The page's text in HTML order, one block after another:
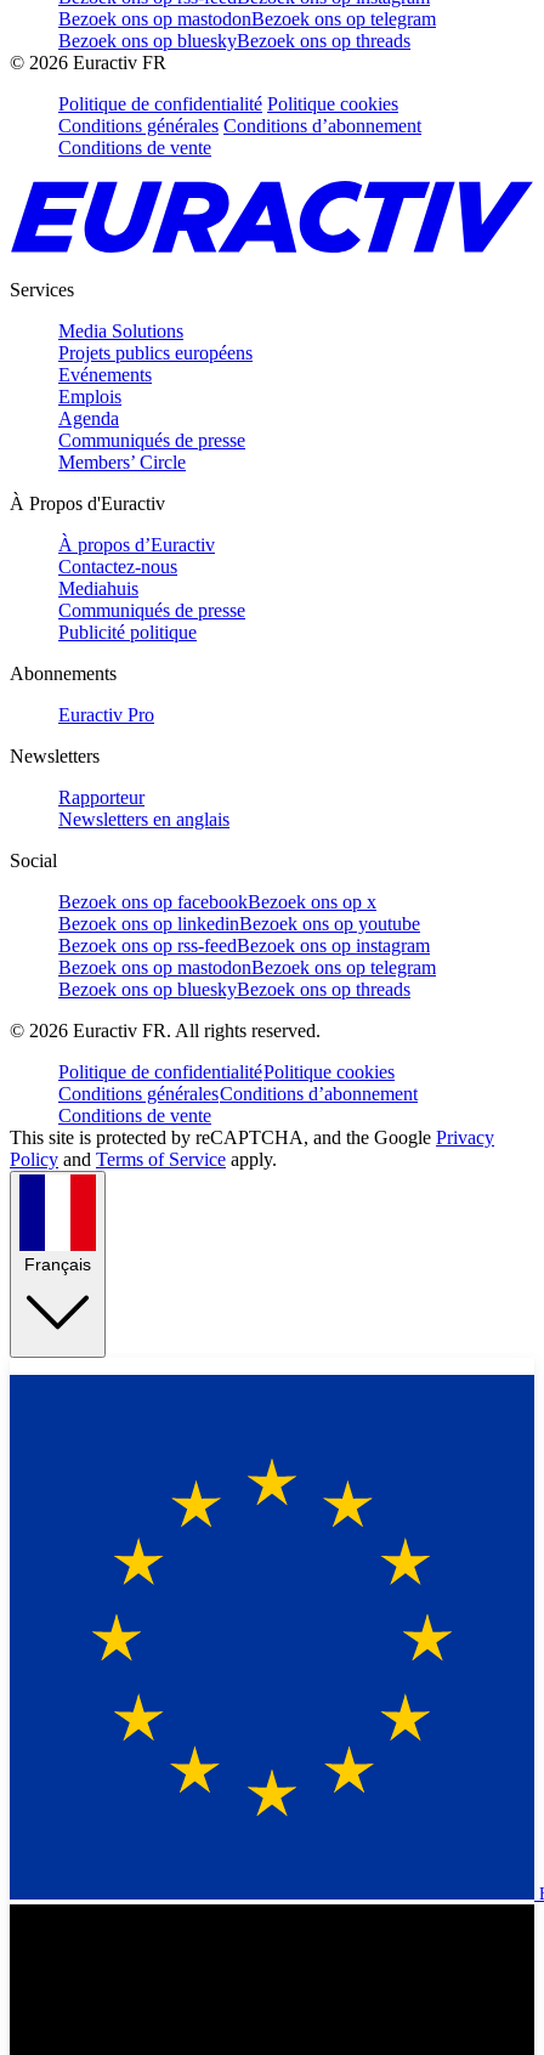
Bezoek ons op mastodonBezoek ons op telegram
Bezoek ons op blueskyBezoek ons op threads
© 2026 Euractiv FR
Politique de confidentialité Politique cookies
Conditions générales Conditions d’abonnement
Conditions de vente
Services
Media Solutions
Projets publics européens
Evénements
Emplois
Agenda
Communiqués de presse
Members’ Circle
À Propos d'Euractiv
À propos d’Euractiv
Contactez-nous
Mediahuis
Communiqués de presse
Publicité politique
Abonnements
Euractiv Pro
Newsletters
Rapporteur
Newsletters en anglais
Social
Bezoek ons op facebookBezoek ons op x
Bezoek ons op linkedinBezoek ons op youtube
Bezoek ons op rss-feedBezoek ons op instagram
Bezoek ons op mastodonBezoek ons op telegram
Bezoek ons op blueskyBezoek ons op threads
© 2026 Euractiv FR. All rights reserved.
Politique de confidentialitéPolitique cookies
Conditions généralesConditions d’abonnement
Conditions de vente
This site is protected by reCAPTCHA, and the Google Privacy
Policy and Terms of Service apply.
Français